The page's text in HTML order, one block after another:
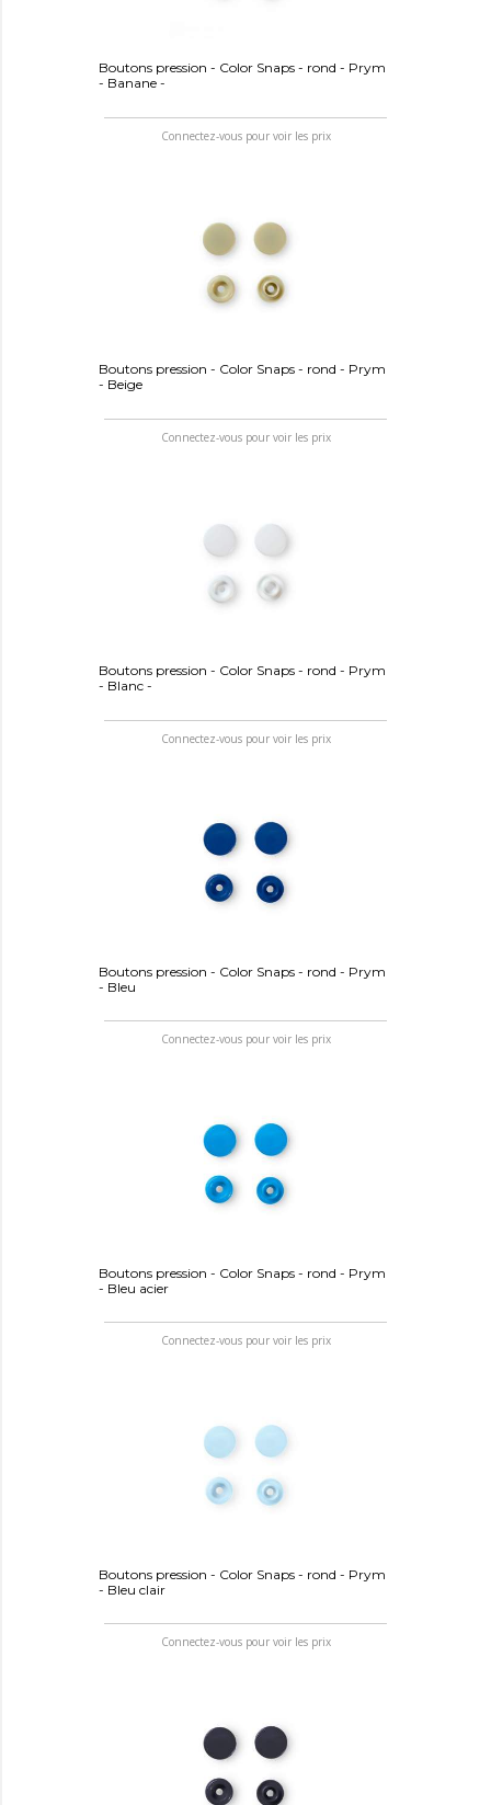
Boutons pression - Color Snaps - rond - Prym
- Banane -
Connectez-vous pour voir les prix
Boutons pression - Color Snaps - rond - Prym
- Beige
Connectez-vous pour voir les prix
Boutons pression - Color Snaps - rond - Prym
- Blanc -
Connectez-vous pour voir les prix
Boutons pression - Color Snaps - rond - Prym
- Bleu
Connectez-vous pour voir les prix
Boutons pression - Color Snaps - rond - Prym
- Bleu acier
Connectez-vous pour voir les prix
Boutons pression - Color Snaps - rond - Prym
- Bleu clair
Connectez-vous pour voir les prix